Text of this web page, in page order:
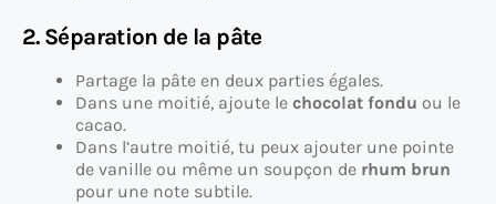
2. Séparation de la pâte
Partage la pâte en deux parties égales.
Dans une moitié, ajoute le chocolat fondu ou le
cacao.
Dans l’autre moitié, tu peux ajouter une pointe
de vanille ou même un soupçon de rhum brun
pour une note subtile.